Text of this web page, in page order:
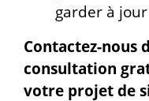
garder à
Contactez-nous
consultation
votre projet de